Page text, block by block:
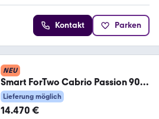
Kontakt Parken
NEU
Smart ForTwo Cabrio Passion 90Ps
AUTOM/NAVI/SITZH/KLIM
Lieferung möglich
14.470 €